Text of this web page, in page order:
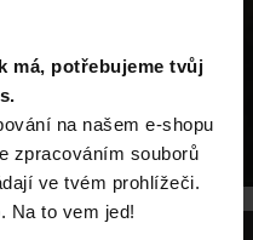
má, potřebujeme tvůj
na našem e-shopu
zpracováním souborů
ve tvém prohlížeči.
Na to vem jed!